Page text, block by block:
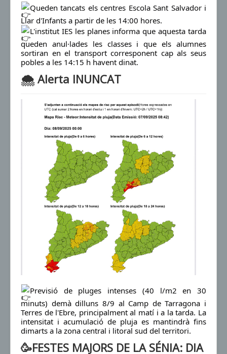
Queden tancats els centres Escola Sant Salvador i
Llar d'Infants a partir de les 14:00 hores.
L'institut IES les planes informa que aquesta tarda
queden anul·lades les classes i que els alumnes
sortiran en el transport corresponent cap als seus
pobles a les 14:15 h havent dinat.
🌨 Alerta INUNCAT
Previsió de pluges intenses (40 l/m2 en 30
minuts) demà dilluns 8/9 al Camp de Tarragona i
Terres de l'Ebre, principalment al matí i a la tarda. La
intensitat i acumulació de pluja es mantindrà fins
dimarts a la zona central i litoral sud del territori.
🥳FESTES MAJORS DE LA SÉNIA: DIA